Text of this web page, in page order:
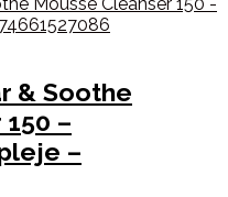
& Soothe
–
–